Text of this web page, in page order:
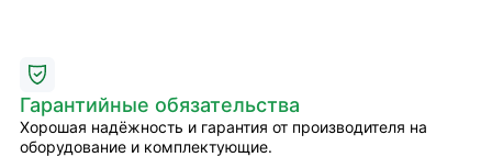
Гарантийные обязательства
Хорошая надёжность и гарантия от производителя на
оборудование и комплектующие.